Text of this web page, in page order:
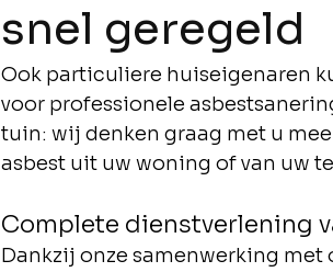
snel geregeld
Ook particuliere huiseigenaren
voor professionele
tuin: wij denken graag met u
asbest uit uw woning of van uw
Complete dienstverlening
Dankzij onze samenwerking